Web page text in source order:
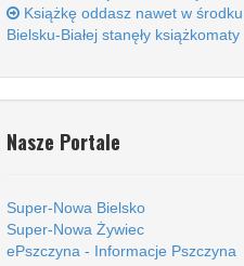
Książkę oddasz nawet w
Bielsku-Białej stanęły książkomaty
Nasze Portale
Super-Nowa Bielsko
Super-Nowa Żywiec
ePszczyna - Informacje Pszczyna